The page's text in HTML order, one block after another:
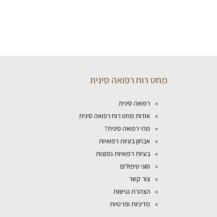
מחט רוח רפואה סינית
רפואה סינית
אודות מחט רוח רפואה סינית
מהי רפואה סינית?
אבחון בעיות רפואיות
בעיות רפואיות נפוצות
סוגי טיפולים
צור קשר
הצהרת נגישות
מדיניות ופרטיות